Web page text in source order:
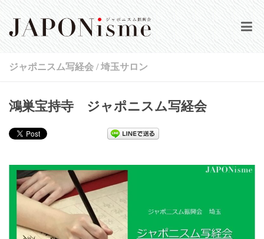
動画集
会報誌
ジャポニスム写経会 / 埼玉サロン
鴻巣宝持寺 ジャポニスム写経会